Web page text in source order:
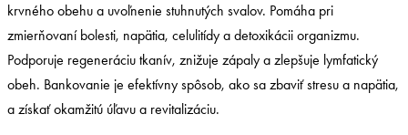
krvného obehu a uvoľnenie stuhnutých svalov. Pomáha pri
zmierňovaní bolesti, napätia, celulitídy a detoxikácii organizmu.
Podporuje regeneráciu tkanív, znižuje zápaly a zlepšuje lymfatický
obeh. Bankovanie je efektívny spôsob, ako sa zbaviť stresu a napätia,
a získať okamžitú úľavu a revitalizáciu.